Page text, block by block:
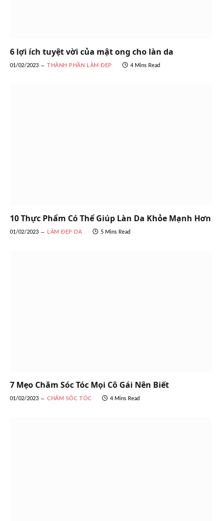
6 lợi ích tuyệt vời của mật ong cho làn da
01/02/2023 THÀNH PHẦN LÀM ĐẸP 4 Mins Read
10 Thực Phẩm Có Thể Giúp Làn Da Khỏe Mạnh Hơn
01/02/2023 LÀM ĐẸP DA 5 Mins Read
7 Mẹo Chăm Sóc Tóc Mọi Cô Gái Nên Biết
01/02/2023 CHĂM SÓC TÓC 4 Mins Read